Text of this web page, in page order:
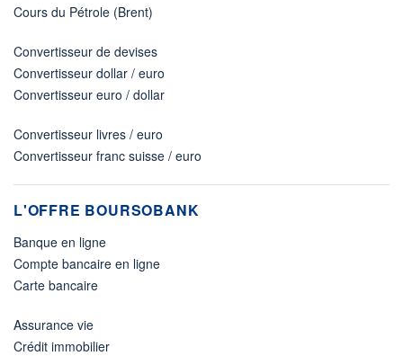
Cours du Pétrole (Brent)
Convertisseur de devises
Convertisseur dollar / euro
Convertisseur euro / dollar
Convertisseur livres / euro
Convertisseur franc suisse / euro
L'OFFRE BOURSOBANK
Banque en ligne
Compte bancaire en ligne
Carte bancaire
Assurance vie
Crédit immobilier